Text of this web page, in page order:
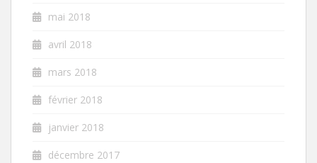
mai 2018
avril 2018
mars 2018
février 2018
janvier 2018
décembre 2017